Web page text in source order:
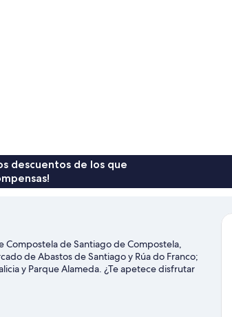
descuentos de los que
Compostela de Santiago de Compostela,
de Abastos de Santiago y Rúa do Franco;
y Parque Alameda. ¿Te apetece disfrutar
Sar o Estadio Multiusos de San Lázaro.